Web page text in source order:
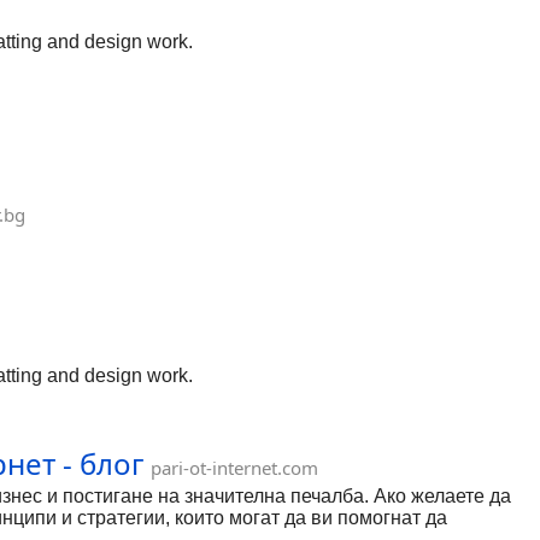
and design work.
and design work.
- блог pari-ot-internet.com
и постигане на значителна печалба. Ако желаете да
и стратегии, които могат да ви помогнат да